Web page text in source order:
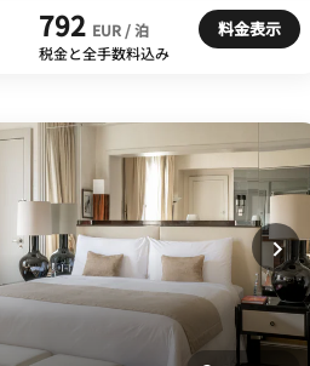
792 EUR / 泊
税金と全手数料込み
料金表示